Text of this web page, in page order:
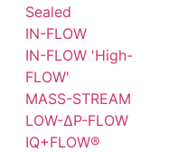
Sealed
IN-FLOW
IN-FLOW 'High-
FLOW'
MASS-STREAM
LOW-ΔP-FLOW
IQ+FLOW®